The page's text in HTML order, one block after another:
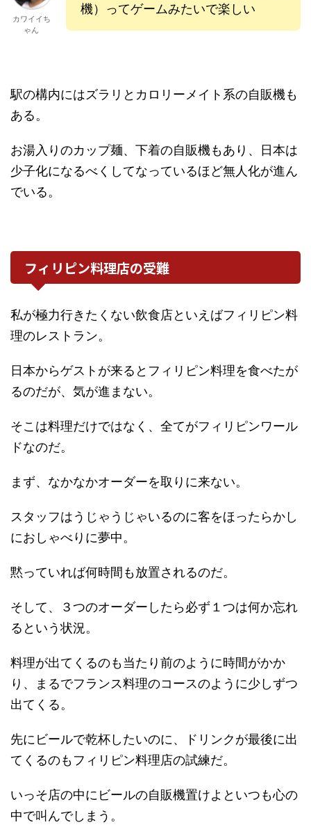
カワイイち
ゃん
機）ってゲームみたいで楽しい
駅の構内にはズラリとカロリーメイト系の自販機も
ある。
お湯入りのカップ麺、下着の自販機もあり、日本は
少子化になるべくしてなっているほど無人化が進ん
でいる。
フィリピン料理店の受難
私が極力行きたくない飲食店といえばフィリピン料
理のレストラン。
日本からゲストが来るとフィリピン料理を食べたが
るのだが、気が進まない。
そこは料理だけではなく、全てがフィリピンワール
ドなのだ。
まず、なかなかオーダーを取りに来ない。
スタッフはうじゃうじゃいるのに客をほったらかし
におしゃべりに夢中。
黙っていれば何時間も放置されるのだ。
そして、３つのオーダーしたら必ず１つは何か忘れ
るという状況。
料理が出てくるのも当たり前のように時間がかか
り、まるでフランス料理のコースのように少しずつ
出てくる。
先にビールで乾杯したいのに、ドリンクが最後に出
てくるのもフィリピン料理店の試練だ。
いっそ店の中にビールの自販機置けよといつも心の
中で叫んでしまう。